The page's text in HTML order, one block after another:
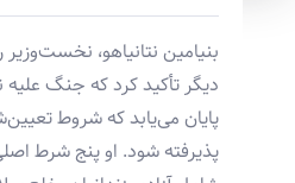
بنیامین نتانیاهو،
دیگر تأکید کرد که جنگ علیه
پایان می‌یابد که شروط
پذیرفته شود. او پنج شرط